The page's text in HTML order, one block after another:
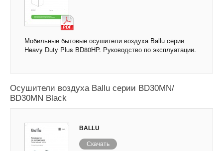
Мобильные бытовые осушители воздуха Ballu серии
Heavy Duty Plus BD80HP. Руководство по эксплуатации.
Осушители воздуха Ballu серии BD30MN/
BD30MN Black
BALLU
Скачать